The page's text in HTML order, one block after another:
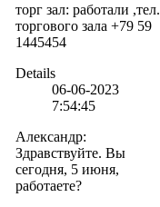
торг зал: работали ,тел.
торгового зала +79 59
1445454
Details
06-06-2023
7:54:45
Александр:
Здравствуйте. Вы
сегодня, 5 июня,
работаете?